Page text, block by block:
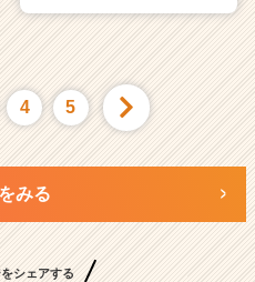
4 5
みる
シェアする